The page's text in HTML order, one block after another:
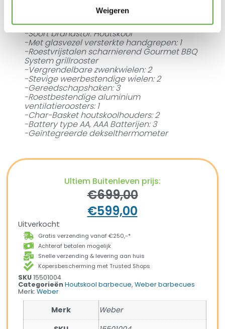
Weigeren
110.5cm H x 121.9cm B x 76.2cm D
-Gewicht: 45.8kg
-Soort brandstof: Houtskool
-Met glasvezel versterkte handgrepen: 1
-Roestvrijstalen scharnierend Gourmet BBQ
System grillrooster
-Vergrendelbare zwenkwielen: 2
-Stevige weerbestendige wielen: 2
-Gereedschapshaken: 3
-Roestbestendige aluminium
ventilatieroosters: 1
-Char-Basket houtskoolhouders: 2
-Battery type AA, AAA Batterijen: 3
-Geïntegreerde dekselthermometer
Ultiem Buitenleven prijs:
€699,00
€599,00
Uitverkocht
Gratis verzending vanaf €250,-*
Achteraf betalen mogelijk
Snelle verzending & levering aan huis
Kopersbescherming met Trusted Shops
SKU15501004
Categorieën Houtskool barbecue,Weber barbecues
Merk:Weber
Merk
Weber